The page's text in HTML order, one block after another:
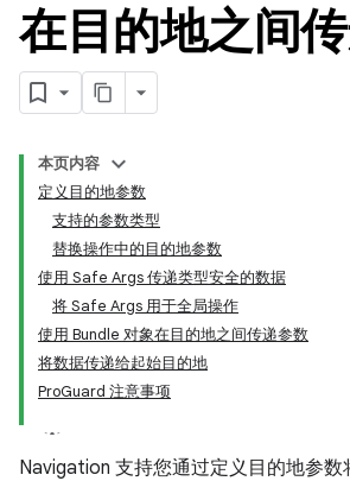
在目的地之间
本页内容
定义目的地参数
支持的参数类型
替换操作中的目的地参数
使用 Safe Args 传递类型安全的数据
将 Safe Args 用于全局操作
使用 Bundle 对象在目的地之间传递参数
将数据传递给起始目的地
ProGuard 注意事项
Navigation 支持您通过定义目的地参